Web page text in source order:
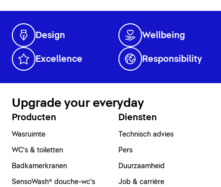
Design Wellbeing
Excellence Responsibility
Upgrade your everyday
Producten
Wasruimte
WC's & toiletten
Badkamerkranen
SensoWash® douche-wc's
Diensten
Technisch advies
Pers
Duurzaamheid
Job & carrière